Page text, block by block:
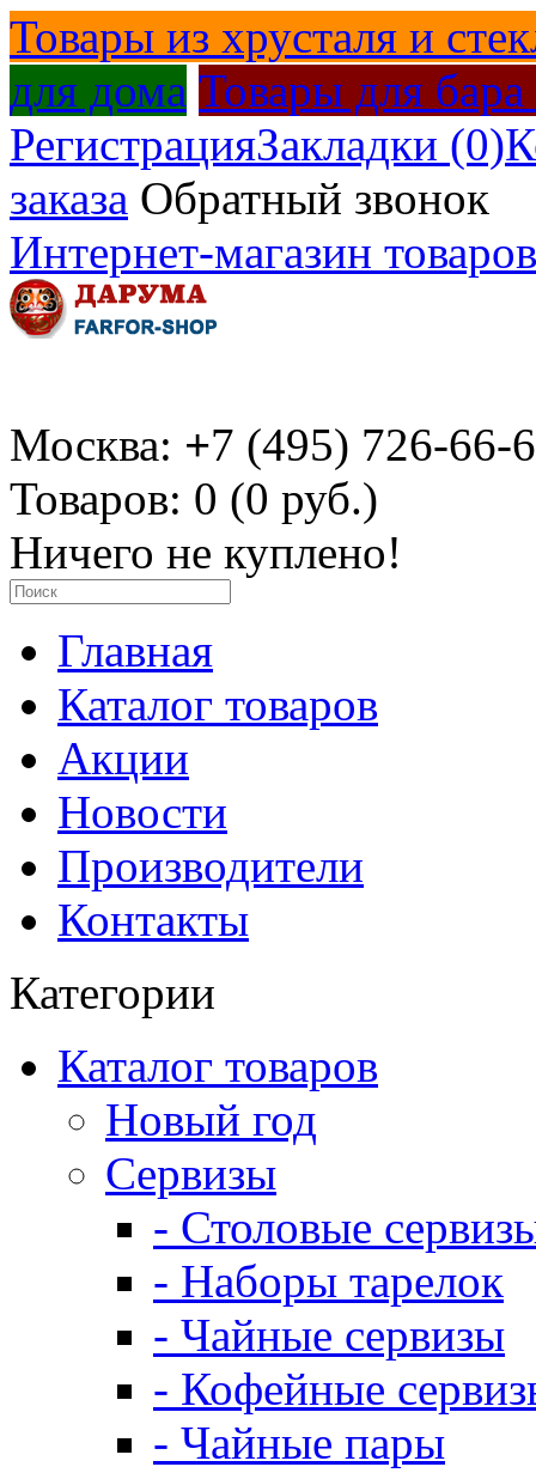
Товары из хрусталя и
для дома Товары для бара
РегистрацияЗакладки (0)
заказа Обратный звонок
Интернет-магазин
Москва: +7 (495) 726-66-
Товаров: 0 (0 руб.)
Ничего не куплено!
Главная
Каталог товаров
Акции
Новости
Производители
Контакты
Категории
Каталог товаров
Новый год
Сервизы
- Столовые
- Наборы тарелок
- Чайные сервизы
- Кофейные
- Чайные пары